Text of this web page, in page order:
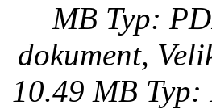
MB Typ:
dokument,
10.49 MB Typ: